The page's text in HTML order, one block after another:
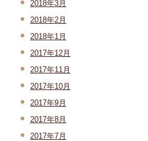
2018年3月
2018年2月
2018年1月
2017年12月
2017年11月
2017年10月
2017年9月
2017年8月
2017年7月